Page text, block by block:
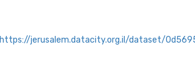
https://jerusalem.datacity.org.il/dataset/